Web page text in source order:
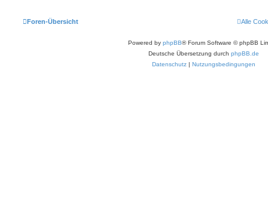
Foren-Übersicht Alle
Powered by phpBB® Forum Software © phpBB
Deutsche Übersetzung durch phpBB.de
Datenschutz | Nutzungsbedingungen